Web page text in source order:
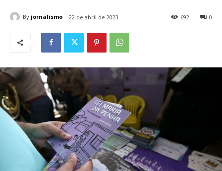
By jornalismo 22 de abril de 2023 0
692